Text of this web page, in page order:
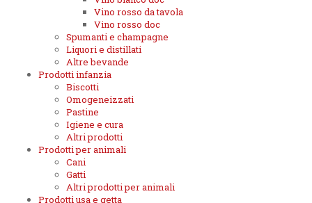
Vino rosso da tavola
Vino rosso doc
Spumanti e champagne
Liquori e distillati
Altre bevande
Prodotti infanzia
Biscotti
Omogeneizzati
Pastine
Igiene e cura
Altri prodotti
Prodotti per animali
Cani
Gatti
Altri prodotti per animali
Prodotti usa e getta